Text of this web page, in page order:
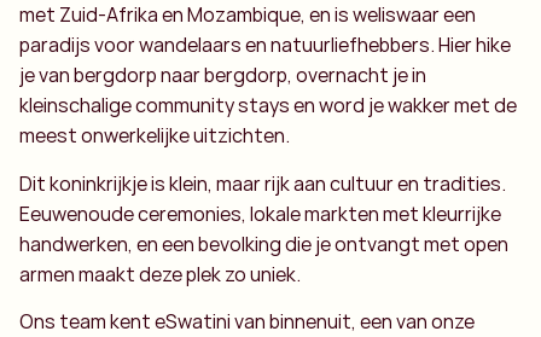
met Zuid-Afrika en Mozambique, en is weliswaar een
paradijs voor wandelaars en natuurliefhebbers. Hier hike
je van bergdorp naar bergdorp, overnacht je in
kleinschalige community stays en word je wakker met de
meest onwerkelijke uitzichten.
Dit koninkrijkje is klein, maar rijk aan cultuur en tradities.
Eeuwenoude ceremonies, lokale markten met kleurrijke
handwerken, en een bevolking die je ontvangt met open
armen maakt deze plek zo uniek.
Ons team kent eSwatini van binnenuit, een van onze